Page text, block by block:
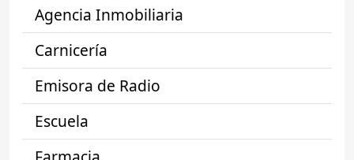
Agencia Inmobiliaria
Carnicería
Emisora de Radio
Escuela